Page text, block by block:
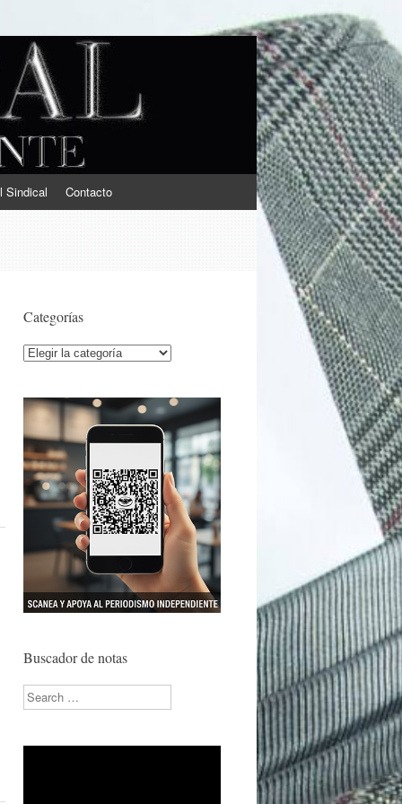
Sindical Contacto
Categorías
Categorías
Buscador de notas
Search